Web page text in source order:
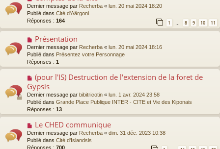
g
e
m
e
s
s
a
g
e
u
v
e
a
m
e
s
s
a
g
e
Dernier message par Recherba « lun. 20 mai 2024 18:20
Publié dans Cité d'Aârgoni
Réponses : 164 1 8 9 10 11
N
u
v
e
a
u
m
e
s
s
a
e
Présentation
Dernier message par Recherba « lun. 20 mai 2024 18:16
Publié dans Présentez votre Personnage
Réponses : 1
N
u
v
e
a
m
e
s
(pour l'IS) Destruction de l'extension de la foret de
Gypsis
Dernier message par bibitricotin « lun. 1 avr. 2024 23:58
Publié dans Grande Place Publique INTER - CITE et Vie des Kiponais
Réponses : 13
N
u
v
Le CHED communique
Dernier message par Recherba « dim. 31 déc. 2023 10:38
Publié dans Cité d'Islandsis
Réponses : 700